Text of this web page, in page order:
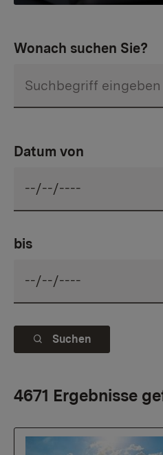
Wonach suchen Sie?
Datum von
bis
Suchen
4671 Ergebnisse